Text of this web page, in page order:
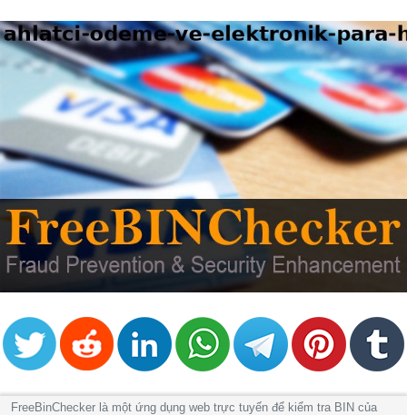
Credit
Card
from
BIN
Credit
Card
Checker
Service
What
is
Address
?
IP
Lookup
FreeBinChecker là một ứng dụng web trực tuyến để kiểm tra BIN của